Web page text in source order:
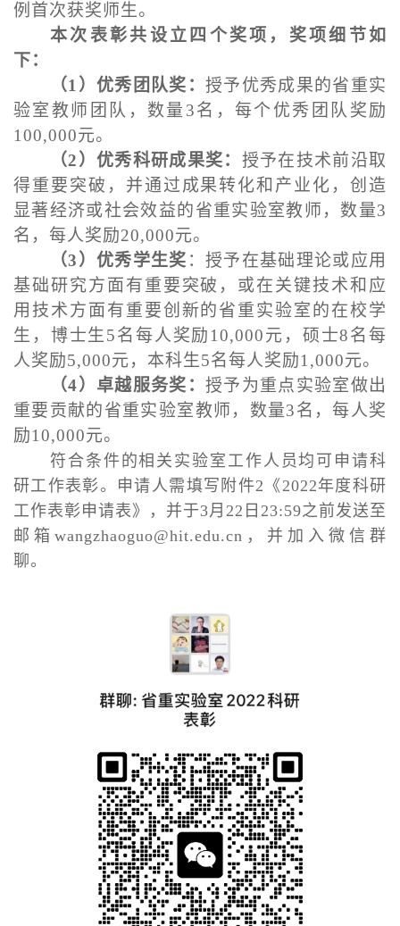
例首次获奖师生。
本次表彰共设立四个奖项，奖项细节如
下：
（1）优秀团队奖： 授予优秀成果的省重实
验室教师团队，数量3名，每个优秀团队奖励
100,000元。
（2）优秀科研成果奖： 授予在技术前沿取
得重要突破，并通过成果转化和产业化，创造
显著经济或社会效益的省重实验室教师，数量3
名，每人奖励20,000元。
（3）优秀学生奖 ：授予在基础理论或应用
基础研究方面有重要突破，或在关键技术和应
用技术方面有重要创新的省重实验室的在校学
生，博士生5名每人奖励10,000元，硕士8名每
人奖励5,000元，本科生5名每人奖励1,000元。
（4）卓越服务奖： 授予为重点实验室做出
重要贡献的省重实验室教师，数量3名，每人奖
励10,000元。
符合条件的相关实验室工作人员均可申请科
研工作表彰。申请人需填写附件2《2022年度科研
工作表彰申请表》，并于3月22日23:59之前发送至
邮箱wangzhaoguo@hit.edu.cn，并加入微信群
聊。